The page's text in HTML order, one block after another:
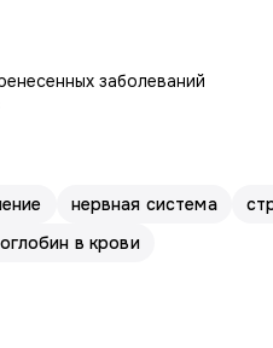
заболеваний
нервная система
в крови